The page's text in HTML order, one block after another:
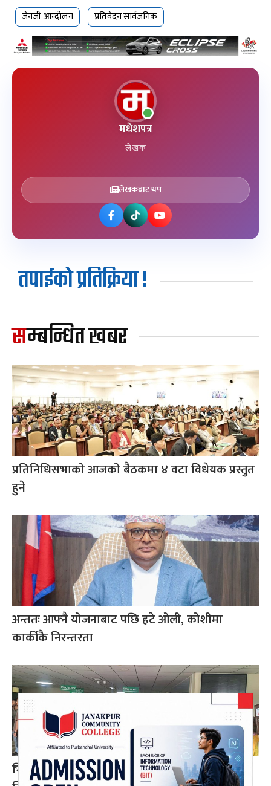
जेनजी आन्दोलन प्रतिवेदन सार्वजनिक
मधेशपत्र
लेखक
लेखकबाट थप
तपाईको प्रतिक्रिया !
सम्बन्धित खबर
प्रतिनिधिसभाको आजको बैठकमा ४ वटा विधेयक प्रस्तुत
हुने
अन्ततः आफ्नै योजनाबाट पछि हटे ओली, कोशीमा
कार्कीकै निरन्तरता
भिडभाड लुकाउन सिभिल अस्पतालमा फोटो–भिडियो